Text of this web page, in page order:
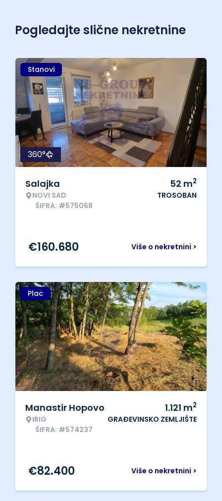
Pogledajte slične nekretnine
Stanovi
360°
Salajka
NOVI SAD
ŠIFRA: #575068
52 m2
TROSOBAN
Više o nekretnini >
€160.680
Plac
Manastir Hopovo
IRIG
ŠIFRA: #574237
1.121 m2
GRAĐEVINSKO ZEMLJIŠTE
Više o nekretnini >
€82.400